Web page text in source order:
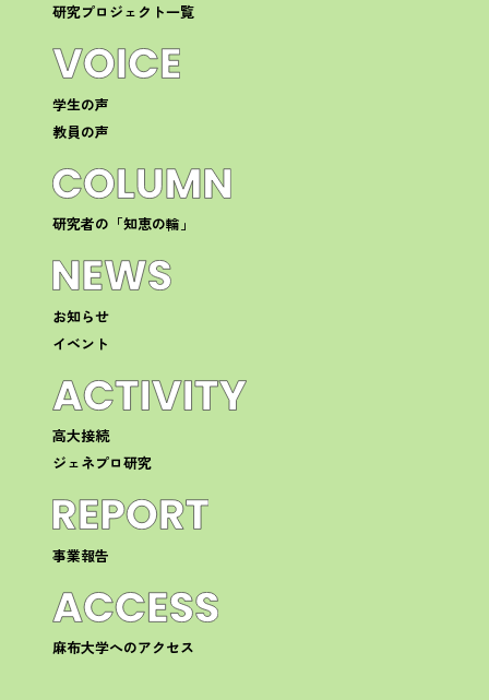
研究プロジェクト一覧
学生の声
教員の声
研究者の「知恵の輪」
お知らせ
イベント
高大接続
ジェネプロ研究
事業報告
麻布大学へのアクセス